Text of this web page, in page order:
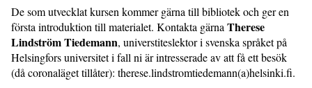
De som utvecklat kursen kommer gärna till bibliotek och ger en
första introduktion till materialet. Kontakta gärnaTherese
Lindström Tiedemann, universtiteslektor i svenska språket på
Helsingfors universitet i fall ni är intresserade av att få ett besök
(då coronaläget tillåter): therese.lindstromtiedemann(a)helsinki.fi.